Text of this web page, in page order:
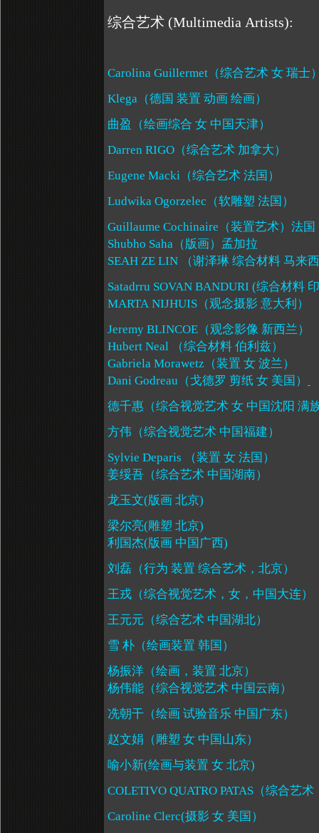
综合艺术 (Multimedia Artists):
Carolina Guillermet （综合艺术 女 瑞士
Klega （德国 装置 动画 绘画）
曲盈（绘画综合 女 中国天津）
Darren RIGO （综合艺术 加拿大）
Eugene Macki （综合艺术 法国）
Ludwika Ogorzelec （软雕塑 法国）
Guillaume Cochinaire （装置艺术）法国
Shubho Saha （版画）孟加拉
SEAH ZE LIN
（谢泽琳 综合材料 马来
Satadrru SOVAN BANDURI (综合材料
MARTA NIJHUIS （观念摄影 意大利）
Jeremy BLINCOE （观念影像 新西兰）
Hubert Neal
（综合材料 伯利兹）
Gabriela Morawetz （装置 女 波兰）
Dani Godreau （戈德罗 剪纸 女 美国）
德千惠（综合视觉艺术 女 中国沈阳 满
方伟（综合视觉艺术 中国福建）
Sylvie Deparis
（装置 女 法国）
姜绥吾（综合艺术 中国湖南）
龙玉文(版画 北京)
梁尔亮(雕塑 北京)
利国杰(版画 中国广西)
刘磊（行为 装置 综合艺术，北京）
王戎（综合视觉艺术，女，中国大连）
王元元（综合艺术 中国湖北）
雪 朴（绘画装置 韩国）
杨振洋（绘画，装置 北京）
杨伟能（综合视觉艺术 中国云南）
冼朝干（绘画 试验音乐 中国广东）
赵文娟（雕塑 女 中国山东）
喻小新(绘画与装置 女 北京)
COLETIVO QUATRO PATAS （综合艺
Caroline Clerc(摄影 女 美国）